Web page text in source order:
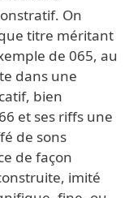
On
titre méritant
de 065, au
dans une
bien
et ses riffs une
de sons
de façon
imité